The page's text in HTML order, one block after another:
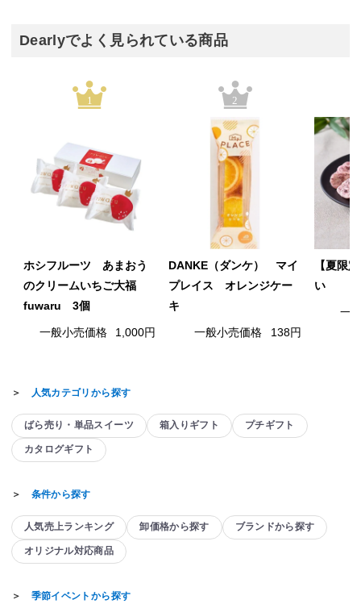
Dearlyでよく見られている商品
1
ホシフルーツ あまおう
のクリームいちご大福
fuwaru 3個
一般小売価格 1,000円
2
DANKE（ダンケ） マイ
プレイス オレンジケー
キ
一般小売価格 138円
【夏限
い
一
＞ 人気カテゴリから探す
ばら売り・単品スイーツ 箱入りギフト プチギフト
カタログギフト
＞ 条件から探す
人気売上ランキング 卸価格から探す ブランドから探す
オリジナル対応商品
＞ 季節イベントから探す